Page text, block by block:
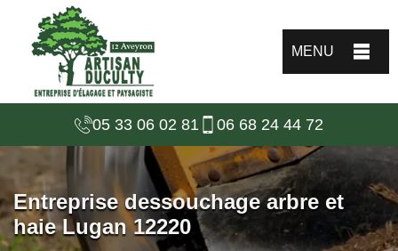
MENU
05 33 06 02 81 06 68 24 44 72
Entreprise dessouchage arbre et
haie Lugan 12220